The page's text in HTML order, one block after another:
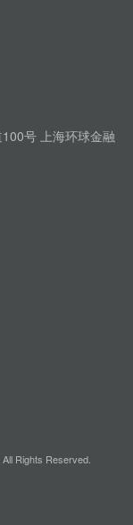
号 上海环球金融
Rights Reserved.